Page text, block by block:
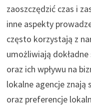
zaoszczędzić czas i
inne aspekty
często korzystają z
umożliwiają dokładne
oraz ich wpływu na
lokalne agencje znają
oraz preferencje